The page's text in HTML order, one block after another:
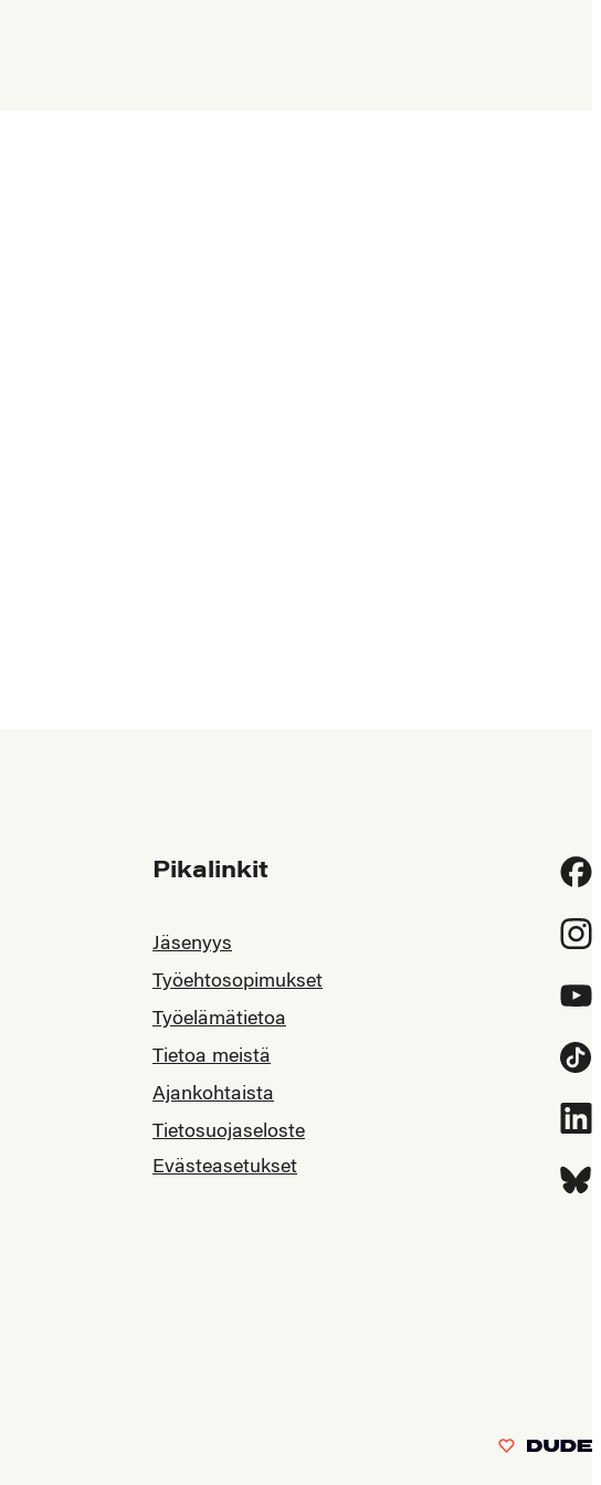
Pikalinkit
Jäsenyys
Työehtosopimukset
Työelämätietoa
Tietoa meistä
Ajankohtaista
Tietosuojaseloste
Evästeasetukset